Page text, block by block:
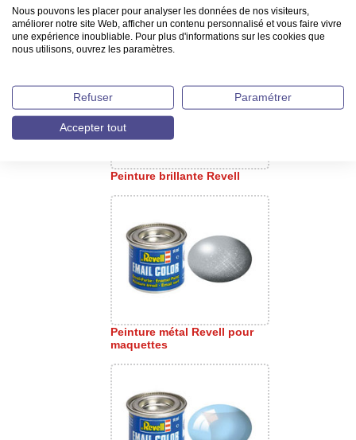
Peinture satinée Revell pour
maquettes
Peinture brillante Revell
Peinture métal Revell pour
maquettes
Nous pouvons les placer pour analyser les données de nos visiteurs,
améliorer notre site Web, afficher un contenu personnalisé et vous faire vivre
une expérience inoubliable. Pour plus d'informations sur les cookies que
nous utilisons, ouvrez les paramètres.
Refuser Paramétrer
Accepter tout